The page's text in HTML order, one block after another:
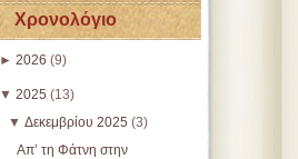
Χρονολόγιο
► 2026 (9)
▼ 2025 (13)
▼ Δεκεμβρίου 2025 (3)
Απ’ τη Φάτνη στην